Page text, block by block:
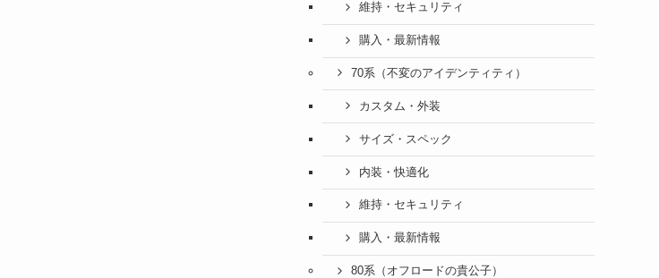
維持・セキュリティ
購入・最新情報
70系（不変のアイデンティティ）
カスタム・外装
サイズ・スペック
内装・快適化
維持・セキュリティ
購入・最新情報
80系（オフロードの貴公子）